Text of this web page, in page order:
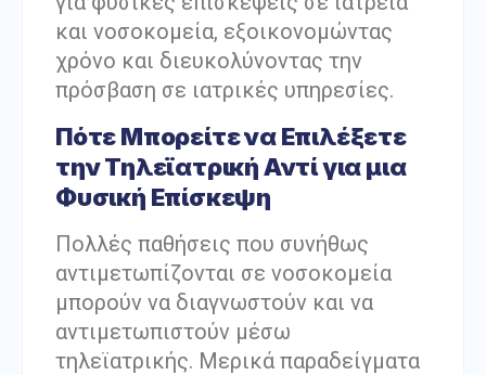
και νοσοκομεία, εξοικονομώντας
χρόνο και διευκολύνοντας την
πρόσβαση σε ιατρικές υπηρεσίες.
Πότε Μπορείτε να Επιλέξετε
την Τηλεϊατρική Αντί για μια
Φυσική Επίσκεψη
Πολλές παθήσεις που συνήθως
αντιμετωπίζονται σε νοσοκομεία
μπορούν να διαγνωστούν και να
αντιμετωπιστούν μέσω
τηλεϊατρικής. Μερικά παραδείγματα